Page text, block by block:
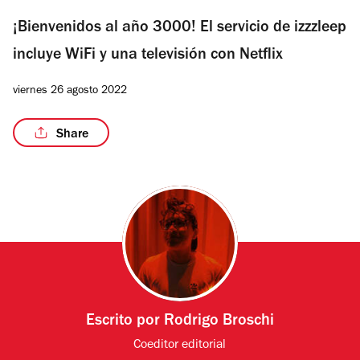
¡Bienvenidos al año 3000! El servicio de izzzleep
incluye WiFi y una televisión con Netflix
viernes 26 agosto 2022
Share
Escrito por Rodrigo Broschi
Coeditor editorial